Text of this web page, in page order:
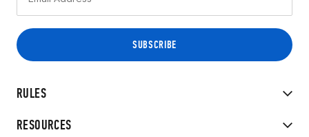
RULES
RESOURCES